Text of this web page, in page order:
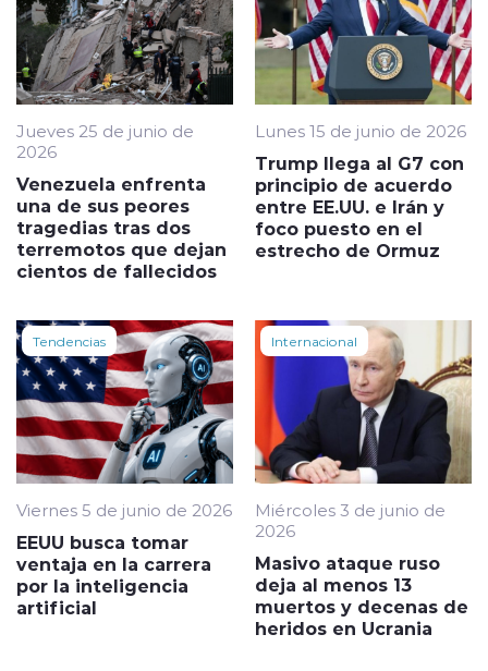
Jueves 25 de junio de
2026
Venezuela enfrenta
una de sus peores
tragedias tras dos
terremotos que dejan
cientos de fallecidos
Lunes 15 de junio de 2026
Trump llega al G7 con
principio de acuerdo
entre EE.UU. e Irán y
foco puesto en el
estrecho de Ormuz
Tendencias
Viernes 5 de junio de 2026
EEUU busca tomar
ventaja en la carrera
por la inteligencia
artificial
Internacional
Miércoles 3 de junio de
2026
Masivo ataque ruso
deja al menos 13
muertos y decenas de
heridos en Ucrania